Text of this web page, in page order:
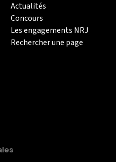
Actualités
Concours
Les engagements NRJ
Rechercher une page